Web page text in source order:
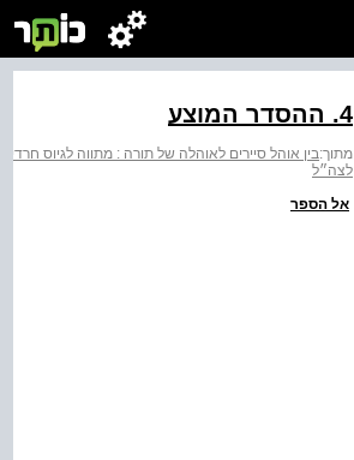
4. ההסדר המוצע
מתוך:בין אוהל סיירים לאוהלה של תורה : מתווה לגיוס
לצה״ל
אל הספר